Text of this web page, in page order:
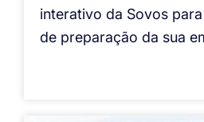
interativo da Sovos
de preparação da sua